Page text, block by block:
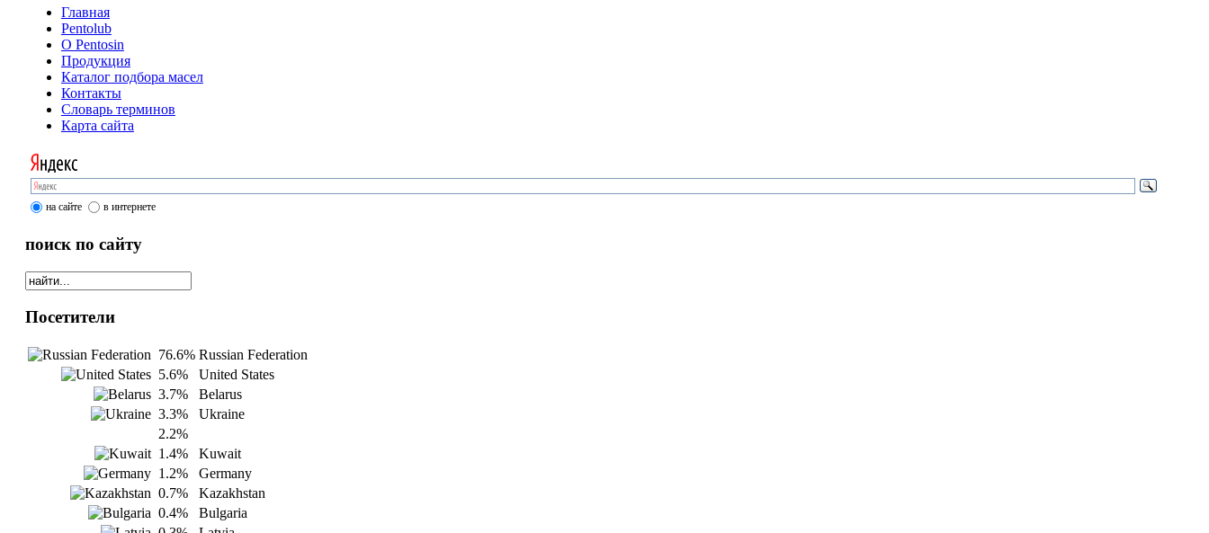
Главная
Pentolub
О Pentosin
Продукция
Каталог подбора масел
Контакты
Словарь терминов
Карта сайта
на сайте в интернете
поиск по сайту
Посетители
76.6% Russian Federation
5.6%
United States
3.7%
Belarus
3.3%
Ukraine
2.2%
1.4%
Kuwait
1.2%
Germany
0.7%
Kazakhstan
0.4%
Bulgaria